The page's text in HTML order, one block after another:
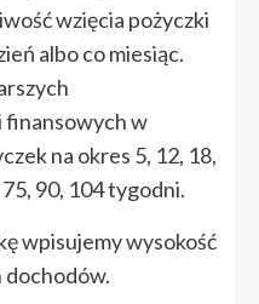
wzięcia pożyczki
albo co miesiąc.
finansowych w
na okres 5, 12, 18,
90, 104 tygodni.
wpisujemy wysokość
dochodów.